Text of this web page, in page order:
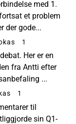
med 1.
et problem
der gode...
1
Her er en
fra Antti efter
...
1
til
sin Q1-